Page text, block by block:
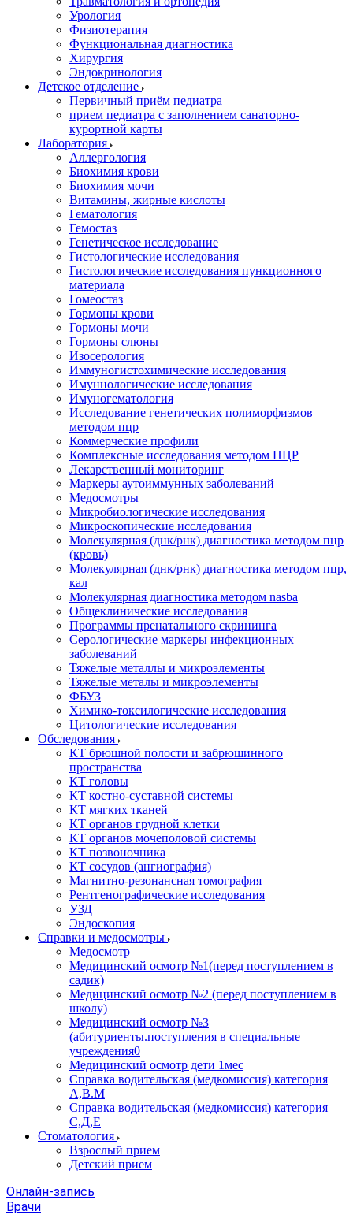
Урология
Физиотерапия
Функциональная диагностика
Хирургия
Эндокринология
Детское отделение
Первичный приём педиатра
прием педиатра с заполнением санаторно-
курортной карты
Лаборатория
Аллергология
Биохимия крови
Биохимия мочи
Витамины, жирные кислоты
Гематология
Гемостаз
Генетическое исследование
Гистологические исследования
Гистологические исследования пункционного
материала
Гомеостаз
Гормоны крови
Гормоны мочи
Гормоны слюны
Изосерология
Иммуногистохимические исследования
Имуннологические исследования
Имуногематология
Исследование генетических полиморфизмов
методом пцр
Коммерческие профили
Комплексные исследования методом ПЦР
Лекарственный мониторинг
Маркеры аутоиммунных заболеваний
Медосмотры
Микробиологические исследования
Микроскопические исследования
Молекулярная (днк/рнк) диагностика методом пцр
(кровь)
Молекулярная (днк/рнк) диагностика методом пцр,
кал
Молекулярная диагностика методом nasba
Общеклинические исследования
Программы пренатального скрининга
Серологические маркеры инфекционных
заболеваний
Тяжелые металлы и микроэлементы
Тяжелые металы и микроэлементы
ФБУЗ
Химико-токсилогические исследования
Цитологические исследования
Обследования
КТ брюшной полости и забрюшинного
пространства
КТ головы
КТ костно-суставной системы
КТ мягких тканей
КТ органов грудной клетки
КТ органов мочеполовой системы
КТ позвоночника
КТ сосудов (ангиография)
Магнитно-резонансная томография
Рентгенографические исследования
УЗД
Эндоскопия
Справки и медосмотры
Медосмотр
Медицинский осмотр №1(перед поступлением в
садик)
Медицинский осмотр №2 (перед поступлением в
школу)
Медицинский осмотр №3
(абитуриенты.поступления в специальные
учреждения0
Медицинский осмотр дети 1мес
Справка водительская (медкомиссия) категория
А,В.М
Справка водительская (медкомиссия) категория
С,Д,Е
Стоматология
Взрослый прием
Детский прием
Онлайн-запись
Врачи